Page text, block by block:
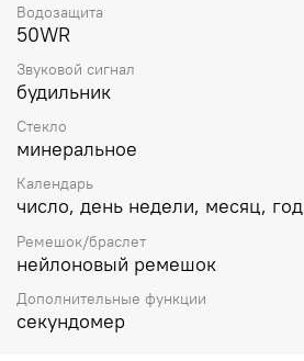
Водозащита
50WR
Звуковой сигнал
будильник
Стекло
минеральное
Календарь
число, день недели, месяц, год
Ремешок/браслет
нейлоновый ремешок
Дополнительные функции
секундомер